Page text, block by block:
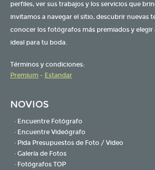
perfiles, ver sus trabajos y los servicios que
invitamos a navegar el sitio, descubrir nuevas
conocer los fotógrafos más premiados y elegir
ideal para tu boda.
Términos y condiciones:
Premium - Estandar
NOVIOS
· Encuentre Fotógrafo
· Encuentre Videógrafo
· Pida Presupuestos de Foto / Video
· Galería de Fotos
· Fotógrafos TOP